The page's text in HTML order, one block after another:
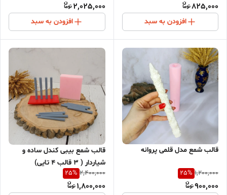
825,000
افزودن به سبد
2,025,000
افزودن به سبد
قالب شمع مدل قلمی پروانه
1,200,000
25%
900,000
قالب شمع بیبی کندل ساده و
شیاردار ( 3 قالب 4 تایی)
2,400,000
25%
1,800,000